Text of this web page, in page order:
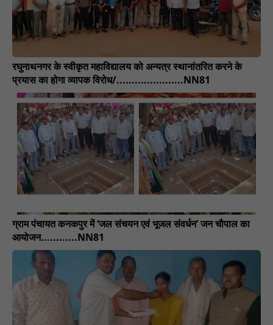
रघुनाथनगर के स्वीकृत महाविद्यालय को अन्यत्र स्थानांतरित करने के
प्रयास का होगा व्यापक विरोध/......................NN81
​ग्राम पंचायत कनकपुर में ‘जल संचयन एवं भूजल संवर्धन’ जन चौपाल का
आयोजन............NN81